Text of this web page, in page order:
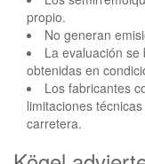
propio.
No generan
La evaluación
obtenidas en
Los fabricantes
limitaciones
carretera.